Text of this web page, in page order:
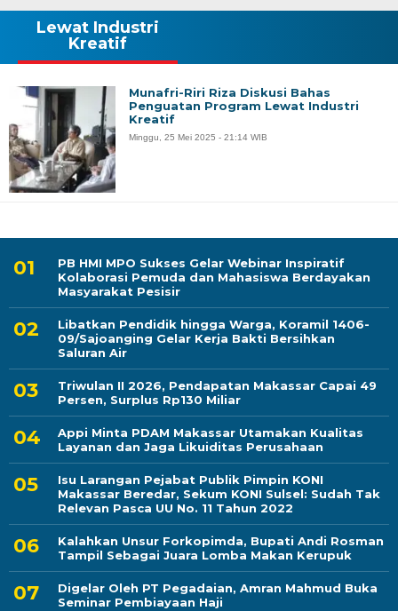
PB HMI MPO Sukses Gelar Webinar Inspiratif
Kolaborasi Pemuda dan Mahasiswa Berdayakan
Masyarakat Pesisir
Libatkan Pendidik hingga Warga, Koramil 1406-
09/Sajoanging Gelar Kerja Bakti Bersihkan
Saluran Air
Triwulan II 2026, Pendapatan Makassar Capai 49
Persen, Surplus Rp130 Miliar
Appi Minta PDAM Makassar Utamakan Kualitas
Layanan dan Jaga Likuiditas Perusahaan
Isu Larangan Pejabat Publik Pimpin KONI
Makassar Beredar, Sekum KONI Sulsel: Sudah Tak
Relevan Pasca UU No. 11 Tahun 2022
Kalahkan Unsur Forkopimda, Bupati Andi Rosman
Tampil Sebagai Juara Lomba Makan Kerupuk
Digelar Oleh PT Pegadaian, Amran Mahmud Buka
Seminar Pembiayaan Haji
Lewat Industri
Kreatif
Munafri-Riri Riza Diskusi Bahas
Penguatan Program Lewat Industri
Kreatif
Minggu, 25 Mei 2025 - 21:14 WIB